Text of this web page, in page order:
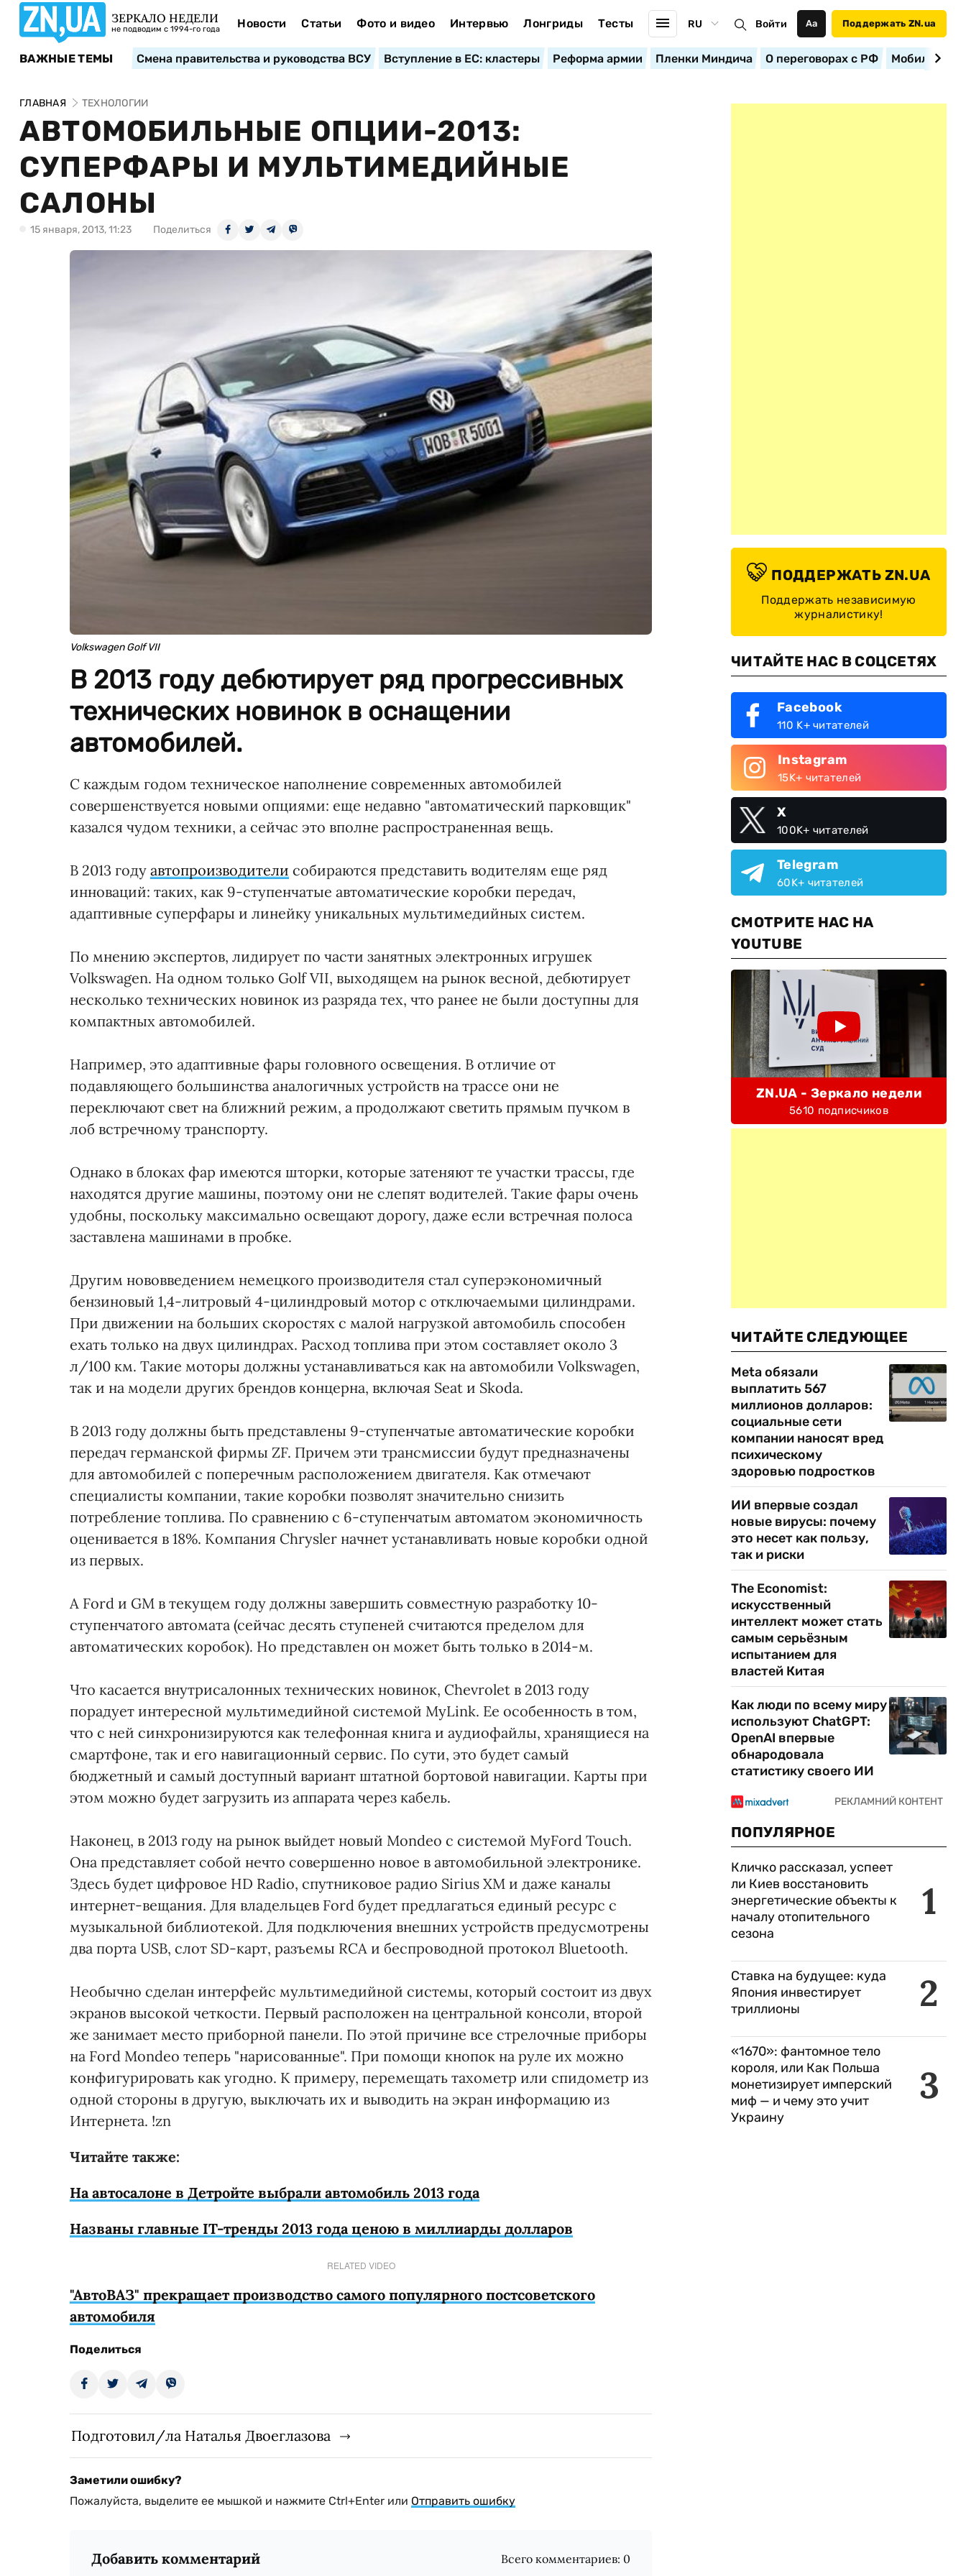
ЗЕРКАЛО НЕДЕЛИ
не подводим с 1994-го года Новости Статьи Фото и видео Интервью Лонгриды Тесты RU Войти Аа Поддержать ZN.ua
ВАЖНЫЕ ТЕМЫ Смена правительства и руководства ВСУ Вступление в ЕС: кластеры Реформа армии Пленки Миндича О переговорах с РФ
ГЛАВНАЯ ТЕХНОЛОГИИ
АВТОМОБИЛЬНЫЕ ОПЦИИ-2013:
СУПЕРФАРЫ И МУЛЬТИМЕДИЙНЫЕ
САЛОНЫ
15 января, 2013, 11:23 Поделиться
Volkswagen Golf VII
В 2013 году дебютирует ряд прогрессивных
технических новинок в оснащении
автомобилей.
С каждым годом техническое наполнение современных автомобилей
совершенствуется новыми опциями: еще недавно "автоматический парковщик"
казался чудом техники, а сейчас это вполне распространенная вещь.
В 2013 году автопроизводители собираются представить водителям еще ряд
инноваций: таких, как 9-ступенчатые автоматические коробки передач,
адаптивные суперфары и линейку уникальных мультимедийных систем.
По мнению экспертов, лидирует по части занятных электронных игрушек
Volkswagen. На одном только Golf VII, выходящем на рынок весной, дебютирует
несколько технических новинок из разряда тех, что ранее не были доступны для
компактных автомобилей.
Например, это адаптивные фары головного освещения. В отличие от
подавляющего большинства аналогичных устройств на трассе они не
переключают свет на ближний режим, а продолжают светить прямым пучком в
лоб встречному транспорту.
Однако в блоках фар имеются шторки, которые затеняют те участки трассы, где
находятся другие машины, поэтому они не слепят водителей. Такие фары очень
удобны, поскольку максимально освещают дорогу, даже если встречная полоса
заставлена машинами в пробке.
Другим нововведением немецкого производителя стал суперэкономичный
бензиновый 1,4-литровый 4-цилиндровый мотор с отключаемыми цилиндрами.
При движении на больших скоростях с малой нагрузкой автомобиль способен
ехать только на двух цилиндрах. Расход топлива при этом составляет около 3
л/100 км. Такие моторы должны устанавливаться как на автомобили Volkswagen,
так и на модели других брендов концерна, включая Seat и Skoda.
В 2013 году должны быть представлены 9-ступенчатые автоматические коробки
передач германской фирмы ZF. Причем эти трансмиссии будут предназначены
для автомобилей с поперечным расположением двигателя. Как отмечают
специалисты компании, такие коробки позволят значительно снизить
потребление топлива. По сравнению с 6-ступенчатым автоматом экономичность
оценивается в 18%. Компания Chrysler начнет устанавливать новые коробки одной
из первых.
А Ford и GM в текущем году должны завершить совместную разработку 10-
ступенчатого автомата (сейчас десять ступеней считаются пределом для
автоматических коробок). Но представлен он может быть только в 2014-м.
Что касается внутрисалонных технических новинок, Chevrolet в 2013 году
порадует интересной мультимедийной системой MyLink. Ее особенность в том,
что с ней синхронизируются как телефонная книга и аудиофайлы, хранящиеся на
смартфоне, так и его навигационный сервис. По сути, это будет самый
бюджетный и самый доступный вариант штатной бортовой навигации. Карты при
этом можно будет загрузить из аппарата через кабель.
Наконец, в 2013 году на рынок выйдет новый Mondeo с системой MyFord Touch.
Она представляет собой нечто совершенно новое в автомобильной электронике.
Здесь будет цифровое HD Radio, спутниковое радио Sirius XM и даже каналы
интернет-вещания. Для владельцев Ford будет предлагаться единый ресурс с
музыкальной библиотекой. Для подключения внешних устройств предусмотрены
два порта USB, слот SD-карт, разъемы RCA и беспроводной протокол Bluetooth.
Необычно сделан интерфейс мультимедийной системы, который состоит из двух
экранов высокой четкости. Первый расположен на центральной консоли, второй
же занимает место приборной панели. По этой причине все стрелочные приборы
на Ford Mondeo теперь "нарисованные". При помощи кнопок на руле их можно
конфигурировать как угодно. К примеру, перемещать тахометр или спидометр из
одной стороны в другую, выключать их и выводить на экран информацию из
Интернета. !zn
Читайте также:
На автосалоне в Детройте выбрали автомобиль 2013 года
Названы главные IT-тренды 2013 года ценою в миллиарды долларов
RELATED VIDEO
"АвтоВАЗ" прекращает производство самого популярного постсоветского
автомобиля
Поделиться
Подготовил/ла Наталья Двоеглазова
Заметили ошибку?
Пожалуйста, выделите ее мышкой и нажмите Ctrl+Enter или Отправить ошибку
Добавить комментарий Всего комментариев: 0
ПОДДЕРЖАТЬ ZN.UA
Поддержать независимую
журналистику!
ЧИТАЙТЕ НАС В СОЦСЕТЯХ
Facebook
110 K+ читателей
Instagram
15K+ читателей
X
100K+ читателей
Telegram
60K+ читателей
СМОТРИТЕ НАС НА
YOUTUBE
ZN.UA - Зеркало недели
5610 подписчиков
ЧИТАЙТЕ СЛЕДУЮЩЕЕ
Meta обязали
выплатить 567
миллионов долларов:
социальные сети
компании наносят вред
психическому
здоровью подростков
ИИ впервые создал
новые вирусы: почему
это несет как пользу,
так и риски
The Economist:
искусственный
интеллект может стать
самым серьёзным
испытанием для
властей Китая
Как люди по всему миру
используют ChatGPT:
OpenAI впервые
обнародовала
статистику своего ИИ
ПОПУЛЯРНОЕ
1
Кличко рассказал, успеет
ли Киев восстановить
энергетические объекты к
началу отопительного
сезона
2
Ставка на будущее: куда
Япония инвестирует
триллионы
3
«1670»: фантомное тело
короля, или Как Польша
монетизирует имперский
миф — и чему это учит
Украину